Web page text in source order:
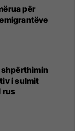
për
shpërthimin
i sulmit
rus